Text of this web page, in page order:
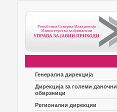
Генерална дирекција
Дирекција за големи даночни
обврзници
Регионални дирекции